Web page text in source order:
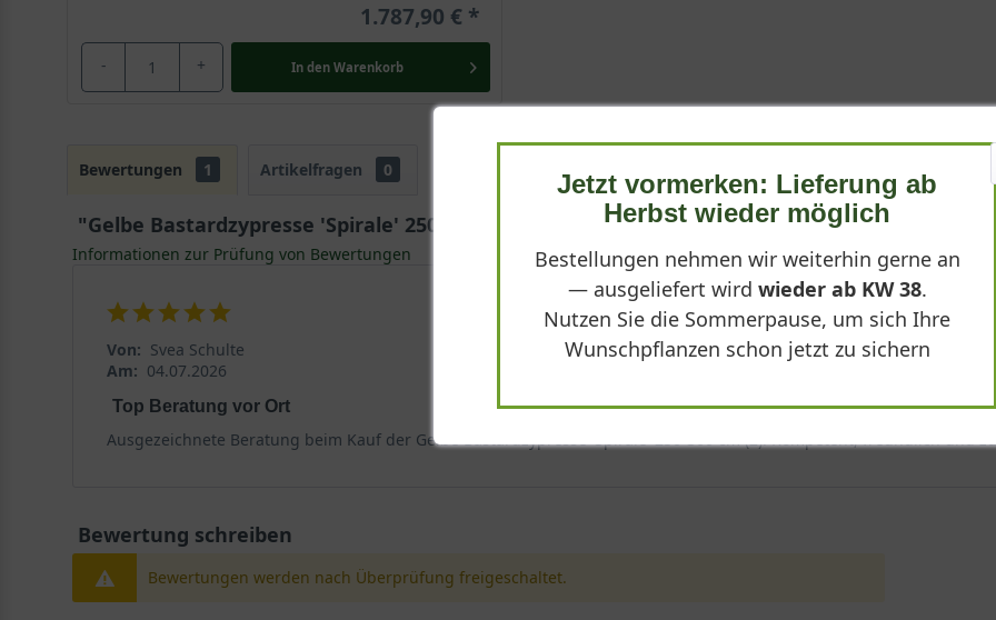
1.787,90 €
- + In den Warenkorb
Bewertungen 1 Artikelfragen 0
"Gelbe Bastardzypresse 'Spirale' 250-300 cm (2) - Cypressocyparis l. Castlewellan 'Spirale'
Informationen zur Prüfung von Bewertungen
Von: Svea Schulte
Am: 04.07.2026
Top Beratung vor Ort
Ausgezeichnete Beratung beim Kauf der Gelbe Bastardzypresse 'Spirale' 250-300 cm (2). Kompetent, freundlich und
Bewertung schreiben
Bewertungen werden nach Überprüfung freigeschaltet.
Jetzt vormerken: Lieferung ab
Herbst wieder möglich
Bestellungen nehmen wir weiterhin gerne an
— ausgeliefert wird wieder ab KW 38.
Nutzen Sie die Sommerpause, um sich Ihre
Wunschpflanzen schon jetzt zu sichern